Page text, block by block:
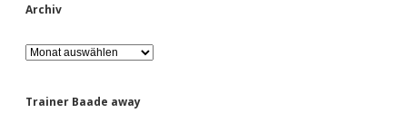
Archiv
A
r
h
Trainer Baade away